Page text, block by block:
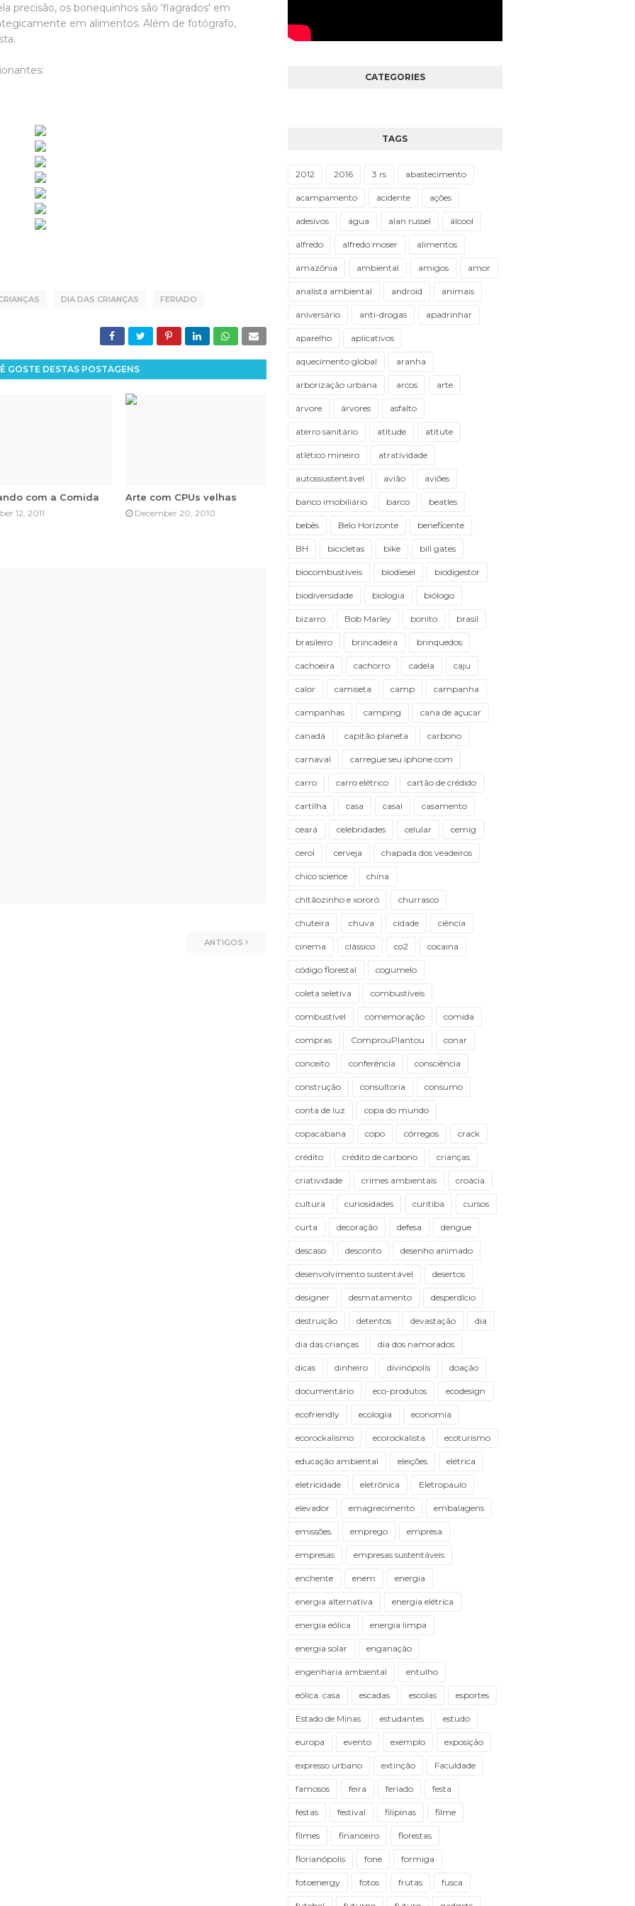
precisão, os bonequinhos são 'flagrados' em
em alimentos. Além de fotógrafo,
DIA DAS CRIANÇAS
FERIADO
GOSTE DESTAS POSTAGENS
com a Comida
12, 2011
Arte com CPUs velhas
December 20, 2010
ANTIGOS
CATEGORIES
TAGS
2012 2016 3 rs abastecimento
acampamento acidente ações
adesivos água alan russel álcool
alfredo alfredo moser alimentos
amazônia ambiental amigos amor
analista ambiental android animais
aniversário anti-drogas apadrinhar
aparelho aplicativos
aquecimento global aranha
arborização urbana arcos arte
árvore árvores asfalto
aterro sanitário atitude atitute
atlético mineiro atratividade
autossustentável avião aviões
banco imobiliário barco beatles
bebês Belo Horizonte beneficente
BH bicicletas bike bill gates
biocombustíveis biodiesel biodigestor
biodiversidade biologia biólogo
bizarro Bob Marley bonito brasil
brasileiro brincadeira brinquedos
cachoeira cachorro cadela caju
calor camiseta camp campanha
campanhas camping cana de açucar
canadá capitão planeta carbono
carnaval carregue seu iphone com
carro carro elétrico cartão de crédido
cartilha casa casal casamento
ceará celebridades celular cemig
cerol cerveja chapada dos veadeiros
chico science china
chitãozinho e xororó churrasco
chuteira chuva cidade ciência
cinema clássico co2 cocaina
código florestal cogumelo
coleta seletiva combustíveis
combustível comemoração comida
compras ComprouPlantou conar
conceito conferência consciência
construção consultoria consumo
conta de luz copa do mundo
copacabana copo córregos crack
crédito crédito de carbono crianças
criatividade crimes ambientais croácia
cultura curiosidades curitiba cursos
curta decoração defesa dengue
descaso desconto desenho animado
desenvolvimento sustentável desertos
designer desmatamento desperdício
destruição detentos devastação dia
dia das crianças dia dos namorados
dicas dinheiro divinópolis doação
documentário eco-produtos ecodesign
ecofriendly ecologia economia
ecorockalismo ecorockalista ecoturismo
educação ambiental eleições elétrica
eletricidade eletrônica Eletropaulo
elevador emagrecimento embalagens
emissões emprego empresa
empresas empresas sustentáveis
enchente enem energia
energia alternativa energia elétrica
energia eólica energia limpa
energia solar enganação
engenharia ambiental entulho
eólica. casa escadas escolas esportes
Estado de Minas estudantes estudo
europa evento exemplo exposição
expresso urbano extinção Faculdade
famosos feira feriado festa
festas festival filipinas filme
filmes financeiro florestas
florianópolis fone formiga
fotoenergy fotos frutas fusca